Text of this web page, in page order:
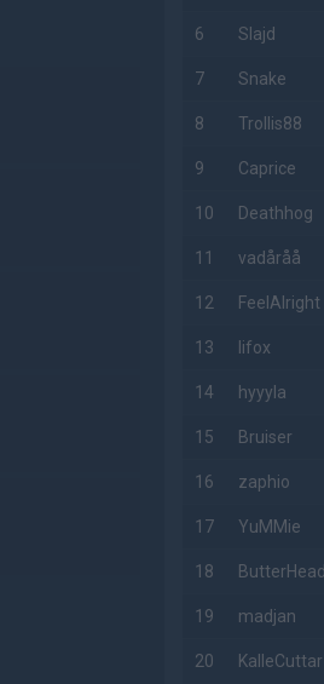
6 Slajd
7 Snake
8 Trollis88
9 Caprice
10 Deathhog
11 vadåråå
12 FeelAlright
13 lifox
14 hyyyla
15 Bruiser
16 zaphio
17 YuMMie
18 ButterHead
19 madjan
20